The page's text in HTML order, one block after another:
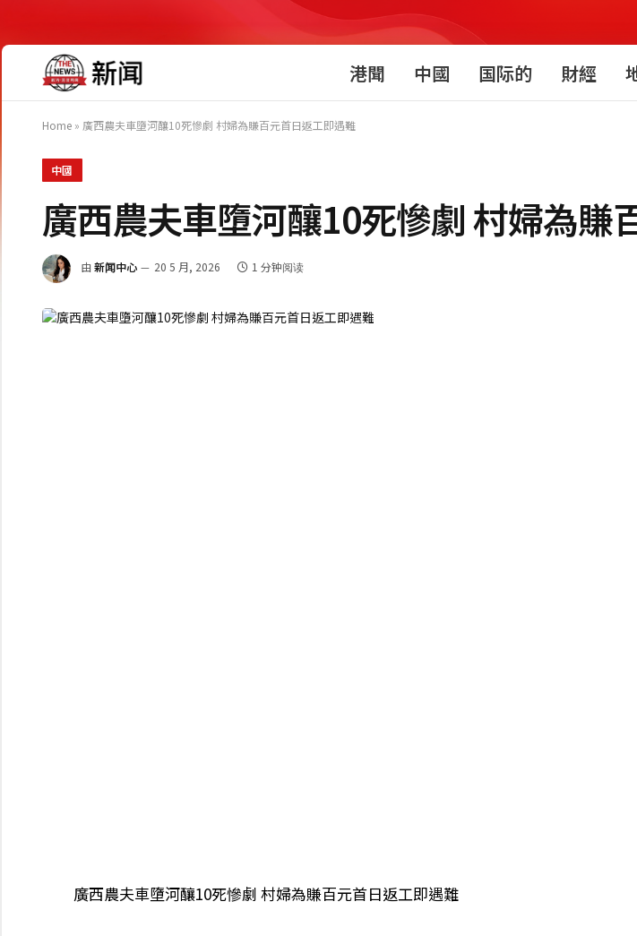
港聞 中國 国际的 財經
Home » 廣西農夫車墮河釀10死慘劇 村婦為賺百元首日返工即遇難
中國
廣西農夫車墮河釀10死慘劇 村婦為賺
由 新闻中心 20 5 月, 2026 1 分钟阅读
廣西農夫車墮河釀10死慘劇 村婦為賺百元首日返工即遇難